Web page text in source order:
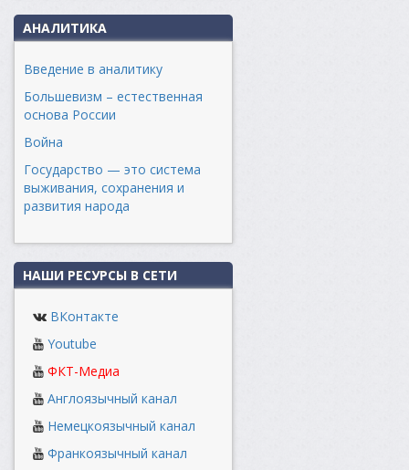
АНАЛИТИКА
Введение в аналитику
Большевизм – естественная
основа России
Война
Государство — это система
выживания, сохранения и
развития народа
НАШИ РЕСУРСЫ В СЕТИ
ВКонтакте
Youtube
ФКТ-Медиа
Англоязычный канал
Немецкоязычный канал
Франкоязычный канал